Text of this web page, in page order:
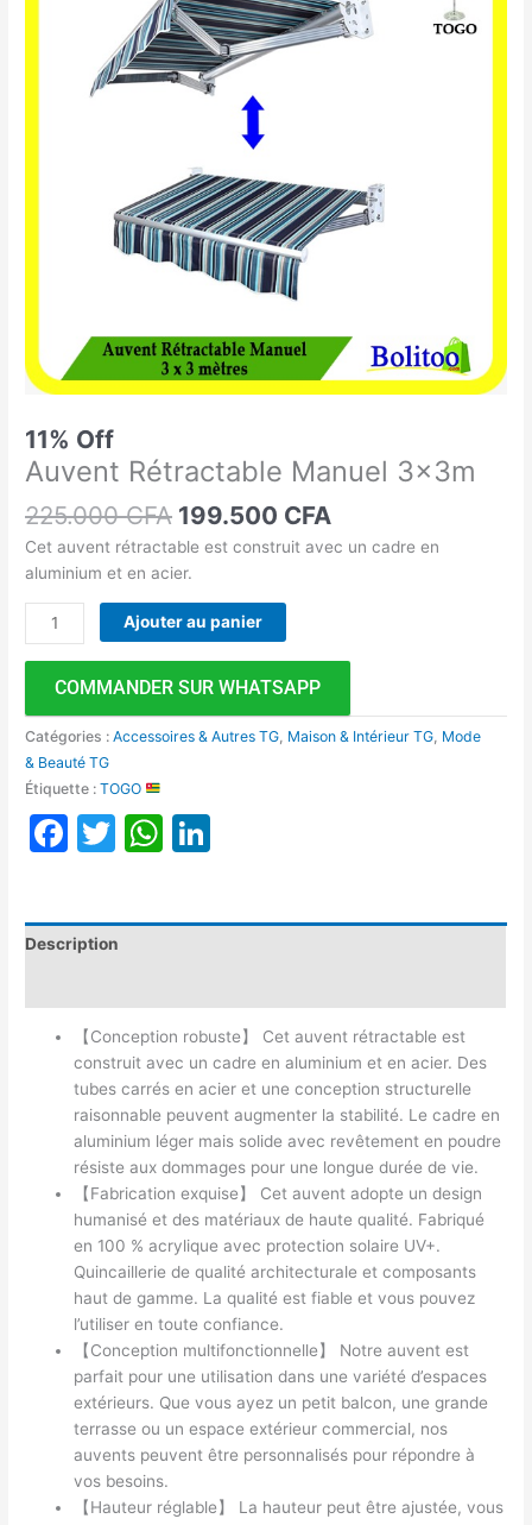
11% Off
Auvent Rétractable Manuel 3x3m
225.000CFA
225.000 CFA.
199.500 CFA
199.500 CFA.
Cet auvent rétractable est construit avec un cadre en
aluminium et en acier.
Ajouter au panier
COMMANDER SUR WHATSAPP
Catégories :Accessoires & Autres TG Maison & Intérieur TG Mode
& Beauté TG
Étiquette :TOGO
Facebook
TwitterWhatsApp
Description
【Conception robuste】 Cet auvent rétractable est
construit avec un cadre en aluminium et en acier. Des
tubes carrés en acier et une conception structurelle
raisonnable peuvent augmenter la stabilité. Le cadre en
aluminium léger mais solide avec revêtement en poudre
résiste aux dommages pour une longue durée de vie.
【Fabrication exquise】 Cet auvent adopte un design
humanisé et des matériaux de haute qualité. Fabriqué
en 100 % acrylique avec protection solaire UV+.
Quincaillerie de qualité architecturale et composants
haut de gamme. La qualité est fiable et vous pouvez
l’utiliser en toute confiance.
【Conception multifonctionnelle】 Notre auvent est
parfait pour une utilisation dans une variété d’espaces
extérieurs. Que vous ayez un petit balcon, une grande
terrasse ou un espace extérieur commercial, nos
auvents peuvent être personnalisés pour répondre à
vos besoins.
【Hauteur réglable】 La hauteur peut être ajustée, vous